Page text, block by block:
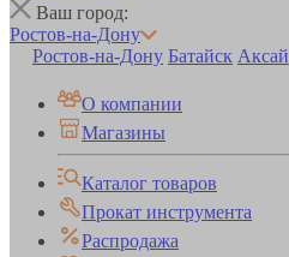
Ваш город:
Ростов-на-Дону
Ростов-на-Дону Батайск Аксай
О компании
Магазины
Каталог товаров
Прокат инструмента
Распродажа